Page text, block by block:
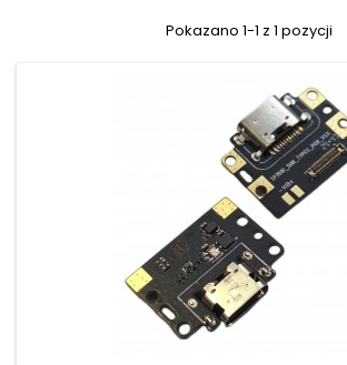
Pokazano 1-1 z 1 pozycji